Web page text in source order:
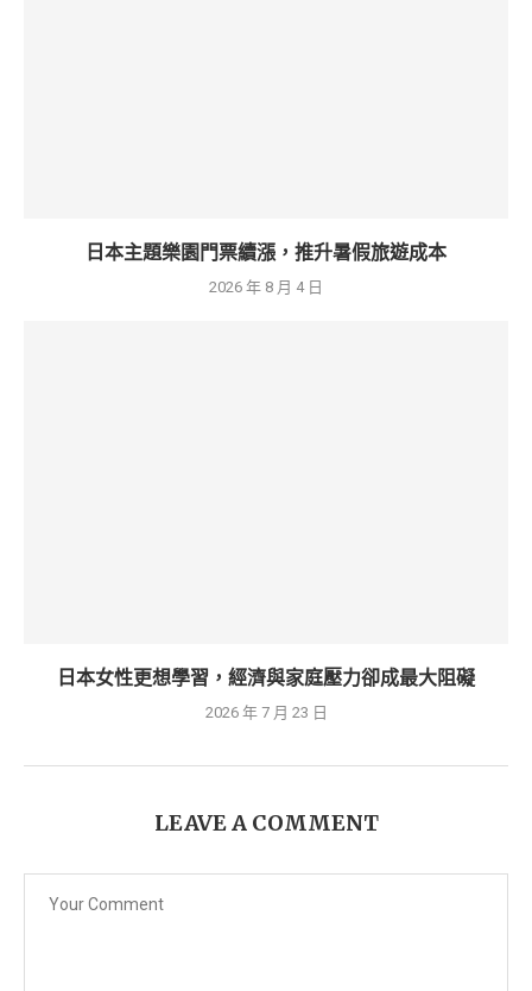
日本主題樂園門票續漲，推升暑假旅遊成本
2026 年 8 月 4 日
日本女性更想學習，經濟與家庭壓力卻成最大阻礙
2026 年 7 月 23 日
LEAVE A COMMENT